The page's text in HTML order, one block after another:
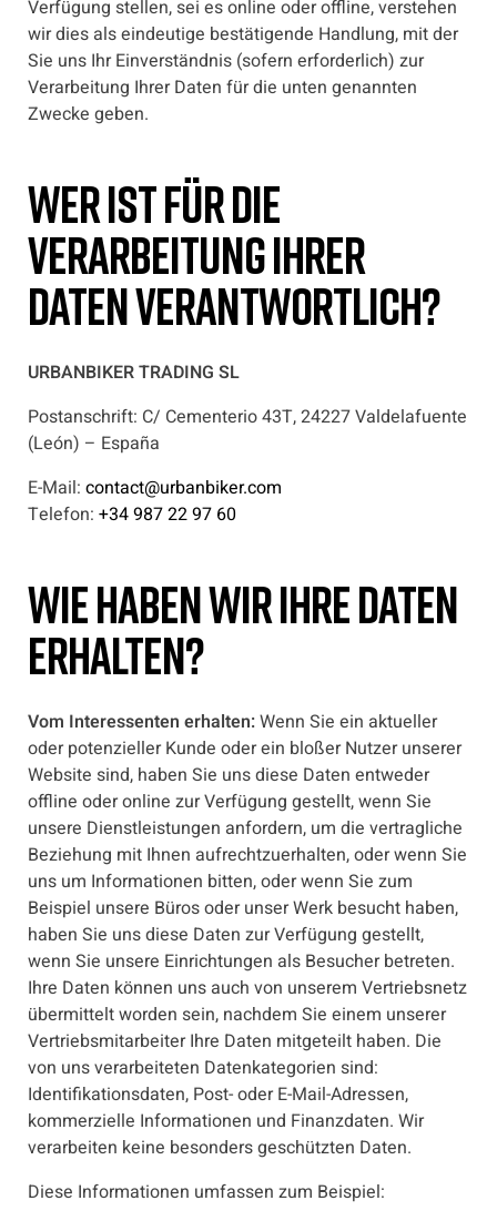
Verfügung stellen, sei es online oder offline, verstehen
wir dies als eindeutige bestätigende Handlung, mit der
Sie uns Ihr Einverständnis (sofern erforderlich) zur
Verarbeitung Ihrer Daten für die unten genannten
Zwecke geben.
Wer ist für die
Verarbeitung Ihrer
Daten verantwortlich?
URBANBIKER TRADING SL
Postanschrift: C/ Cementerio 43T, 24227 Valdelafuente
(León) – España
E-Mail: contact@urbanbiker.com
Telefon: +34 987 22 97 60
Wie haben wir Ihre Daten
erhalten?
Vom Interessenten erhalten:Wenn Sie ein aktueller
oder potenzieller Kunde oder ein bloßer Nutzer unserer
Website sind, haben Sie uns diese Daten entweder
offline oder online zur Verfügung gestellt, wenn Sie
unsere Dienstleistungen anfordern, um die vertragliche
Beziehung mit Ihnen aufrechtzuerhalten, oder wenn Sie
uns um Informationen bitten, oder wenn Sie zum
Beispiel unsere Büros oder unser Werk besucht haben,
haben Sie uns diese Daten zur Verfügung gestellt,
wenn Sie unsere Einrichtungen als Besucher betreten.
Ihre Daten können uns auch von unserem Vertriebsnetz
übermittelt worden sein, nachdem Sie einem unserer
Vertriebsmitarbeiter Ihre Daten mitgeteilt haben. Die
von uns verarbeiteten Datenkategorien sind:
Identifikationsdaten, Post- oder E-Mail-Adressen,
kommerzielle Informationen und Finanzdaten. Wir
verarbeiten keine besonders geschützten Daten.
Diese Informationen umfassen zum Beispiel: